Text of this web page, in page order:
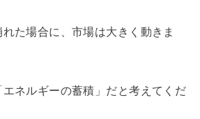
た場合に、市場は大きく動きま
エネルギーの蓄積」だと考えてくだ